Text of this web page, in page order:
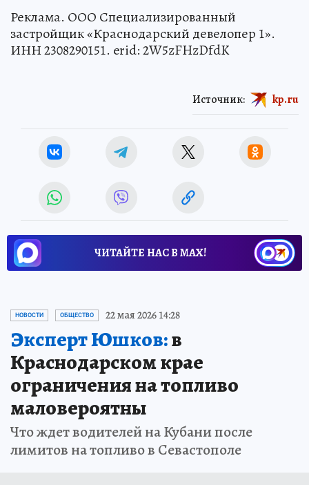
Реклама. ООО Специализированный
застройщик «Краснодарский девелопер 1».
ИНН 2308290151. erid: 2W5zFHzDfdK
Источник: kp.ru
ЧИТАЙТЕ НАС В МАХ!
НОВОСТИ ОБЩЕСТВО 22 мая 2026 14:28
Эксперт Юшков:в
Краснодарском крае
ограничения на топливо
маловероятны
Что ждет водителей на Кубани после
лимитов на топливо в Севастополе